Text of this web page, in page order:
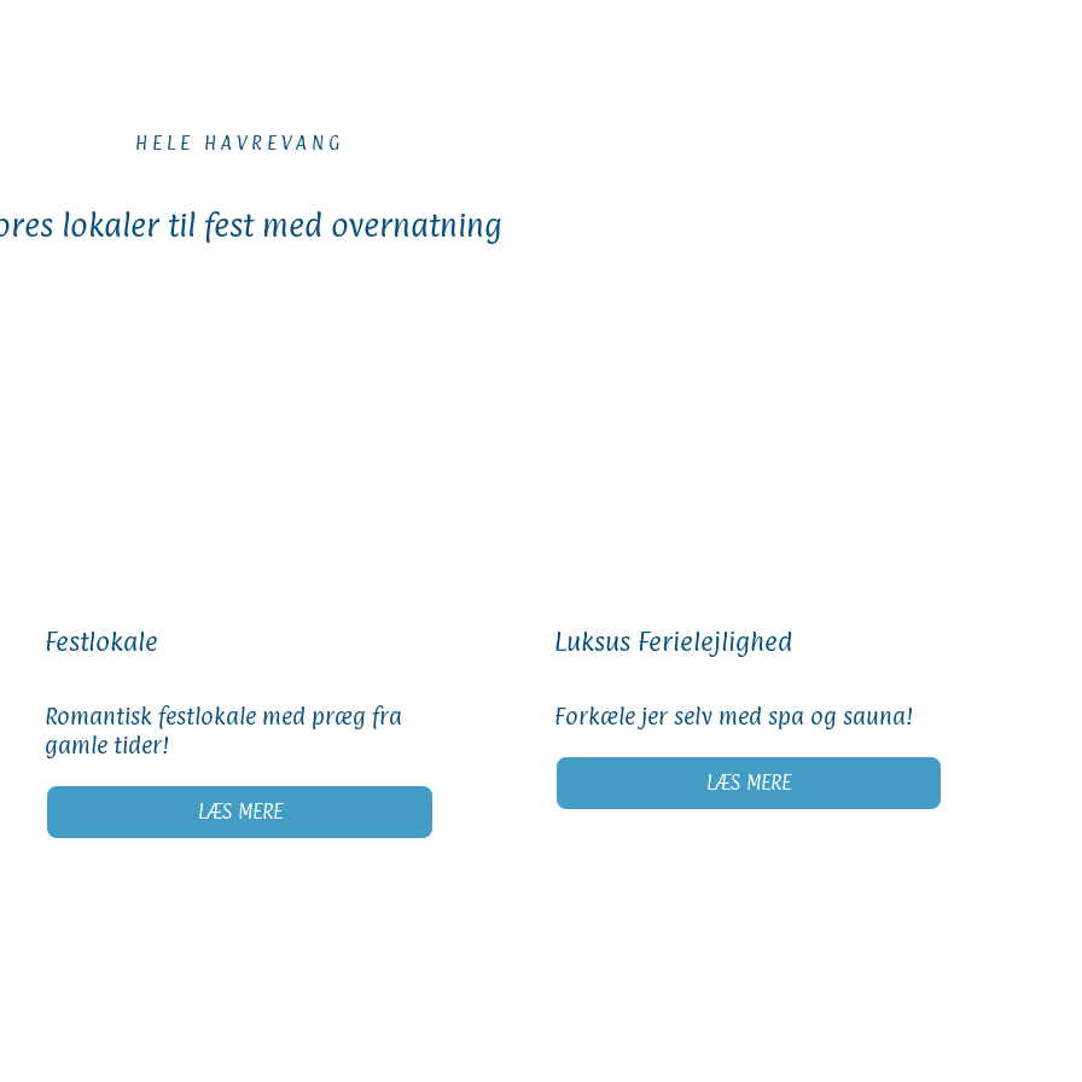
HELE HAVREVANG
lokaler til fest med overnatning
Festlokale
Romantisk festlokale med præg fra
gamle tider!
LÆS MERE
Luksus Ferielejlighed
Forkæle jer selv med spa og sauna!
LÆS MERE